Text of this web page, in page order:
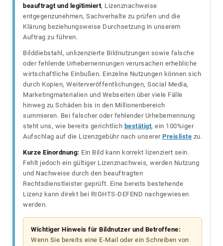
beauftragt und legitimiert, Lizenznachweise
entgegenzunehmen, Sachverhalte zu prüfen und die
Klärung beziehungsweise Durchsetzung in unserem
Auftrag zu führen.
Bilddiebstahl, unlizenzierte Bildnutzungen sowie falsche
oder fehlende Urhebernennungen verursachen erhebliche
wirtschaftliche Einbußen. Einzelne Nutzungen können sich
durch Kopien, Weiterveröffentlichungen, Social Media,
Marketingmaterialien und Webseiten über viele Fälle
hinweg zu Schäden bis in den Millionenbereich
summieren. Bei falscher oder fehlender Urhebernennung
steht uns, wie bereits gerichtlich bestätigt, ein 100%iger
Aufschlag auf die Lizenzgebühr nach unserer Preisliste zu.
Kurze Einordnung: Ein Bild kann korrekt lizenziert sein.
Fehlt jedoch ein gültiger Lizenznachweis, werden Nutzung
und Nachweise durch den beauftragten
Rechtsdienstleister geprüft. Eine bereits bestehende
Lizenz kann direkt bei RIGHTS-DEFEND nachgewiesen
werden.
Wichtiger Hinweis für Bildnutzer und Betroffene:
Wenn Sie bereits eine E-Mail oder ein Schreiben von